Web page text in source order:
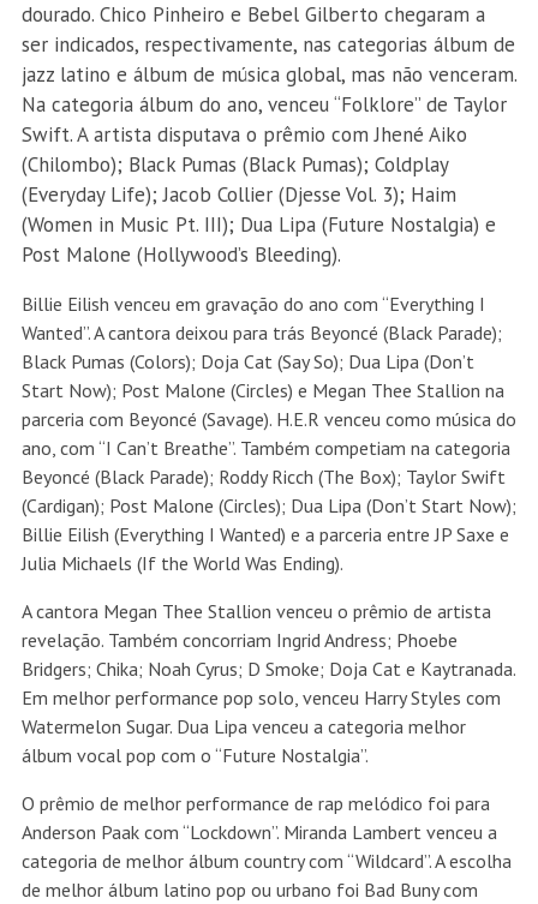
dourado. Chico Pinheiro e Bebel Gilberto chegaram a
ser indicados, respectivamente, nas categorias álbum de
jazz latino e álbum de música global, mas não venceram.
Na categoria álbum do ano, venceu “Folklore” de Taylor
Swift. A artista disputava o prêmio com Jhené Aiko
(Chilombo); Black Pumas (Black Pumas); Coldplay
(Everyday Life); Jacob Collier (Djesse Vol. 3); Haim
(Women in Music Pt. III); Dua Lipa (Future Nostalgia) e
Post Malone (Hollywood’s Bleeding).
Billie Eilish venceu em gravação do ano com “Everything I
Wanted”. A cantora deixou para trás Beyoncé (Black Parade);
Black Pumas (Colors); Doja Cat (Say So); Dua Lipa (Don’t
Start Now); Post Malone (Circles) e Megan Thee Stallion na
parceria com Beyoncé (Savage). H.E.R venceu como música do
ano, com “I Can’t Breathe”. Também competiam na categoria
Beyoncé (Black Parade); Roddy Ricch (The Box); Taylor Swift
(Cardigan); Post Malone (Circles); Dua Lipa (Don’t Start Now);
Billie Eilish (Everything I Wanted) e a parceria entre JP Saxe e
Julia Michaels (If the World Was Ending).
A cantora Megan Thee Stallion venceu o prêmio de artista
revelação. Também concorriam Ingrid Andress; Phoebe
Bridgers; Chika; Noah Cyrus; D Smoke; Doja Cat e Kaytranada.
Em melhor performance pop solo, venceu Harry Styles com
Watermelon Sugar. Dua Lipa venceu a categoria melhor
álbum vocal pop com o “Future Nostalgia”.
O prêmio de melhor performance de rap melódico foi para
Anderson Paak com “Lockdown”. Miranda Lambert venceu a
categoria de melhor álbum country com “Wildcard”. A escolha
de melhor álbum latino pop ou urbano foi Bad Buny com